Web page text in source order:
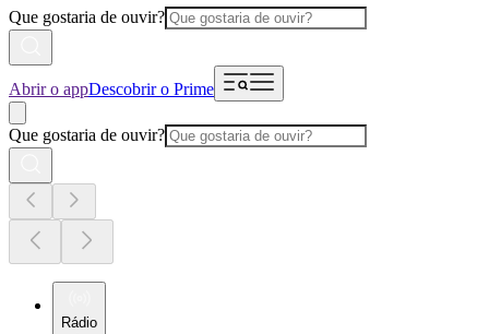
Que gostaria de ouvir?
Abrir o appDescobrir o Prime
Que gostaria de ouvir?
Rádio